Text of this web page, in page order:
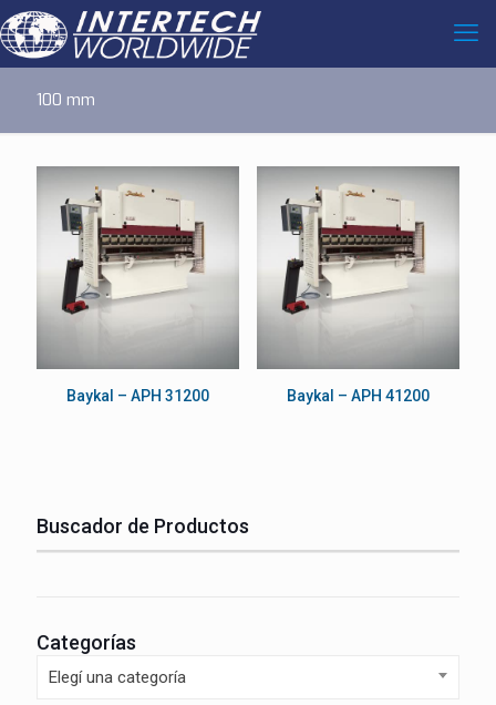
100 mm
Baykal – APH 31200 Baykal – APH 41200
Buscador de Productos
Categorías
Elegí una categoría